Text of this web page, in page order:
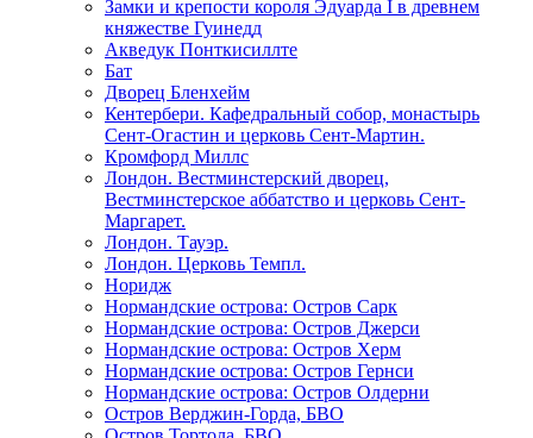
Замки и крепости короля Эдуарда I в древнем
княжестве Гуинедд
Акведук Понткисиллте
Бат
Дворец Бленхейм
Кентербери. Кафедральный собор, монастырь
Сент-Огастин и церковь Сент-Мартин.
Кромфорд Миллс
Лондон. Вестминстерский дворец,
Вестминстерское аббатство и церковь Cент-
Маргарет.
Лондон. Тауэр.
Лондон. Церковь Темпл.
Норидж
Нормандские острова: Остров Сарк
Нормандские острова: Остров Джерси
Нормандские острова: Остров Херм
Нормандские острова: Остров Гернси
Нормандские острова: Остров Олдерни
Остров Верджин-Горда, БВО